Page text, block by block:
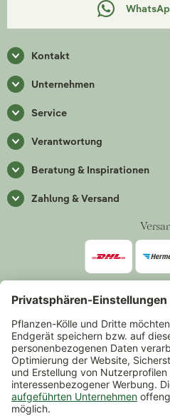
Kontakt
Unternehmen
Service
Verantwortung
Beratung & Inspirationen
Zahlung & Versand
*Alle Preise inkl. gesetzlicher
Mindestbestellwert 14,90 €,